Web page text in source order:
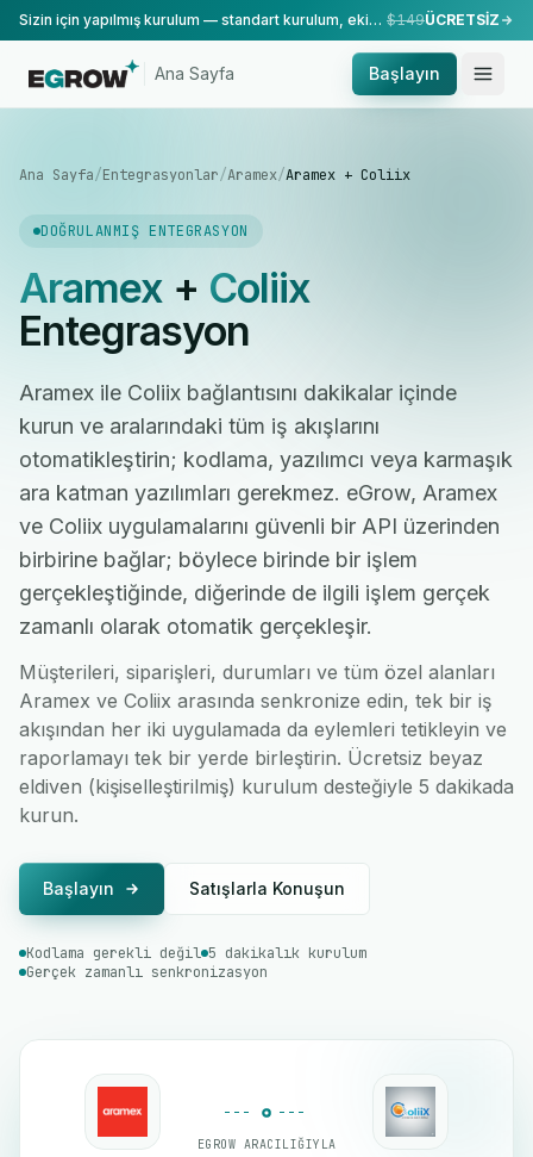
Sizin için yapılmış kurulum — standart kurulum, ekibimiz tarafından yapılır. $149ÜCRETSİZ
Ana Sayfa Başlayın
Ana Sayfa/Entegrasyonlar/Aramex/Aramex + Coliix
DOĞRULANMIŞ ENTEGRASYON
Aramex+ Coliix
Entegrasyon
Aramex ile Coliix bağlantısını dakikalar içinde
kurun ve aralarındaki tüm iş akışlarını
otomatikleştirin; kodlama, yazılımcı veya karmaşık
ara katman yazılımları gerekmez. eGrow, Aramex
ve Coliix uygulamalarını güvenli bir API üzerinden
birbirine bağlar; böylece birinde bir işlem
gerçekleştiğinde, diğerinde de ilgili işlem gerçek
zamanlı olarak otomatik gerçekleşir.
Müşterileri, siparişleri, durumları ve tüm özel alanları
Aramex ve Coliix arasında senkronize edin, tek bir iş
akışından her iki uygulamada da eylemleri tetikleyin ve
raporlamayı tek bir yerde birleştirin. Ücretsiz beyaz
eldiven (kişiselleştirilmiş) kurulum desteğiyle 5 dakikada
kurun.
Başlayın Satışlarla Konuşun
Kodlama gerekli değil 5 dakikalık kurulum
Gerçek zamanlı senkronizasyon
EGROW ARACILIĞIYLA